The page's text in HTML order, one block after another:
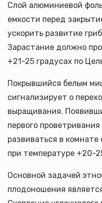
Слой алюминиевой
емкости перед
ускорить развитие
Зарастание должно
+21-25 градусах по
Покрывшийся белым
сигнализирует о
выращивания.
первого
развиваться в
при температуре +20-
Основной задачей
плодоношения